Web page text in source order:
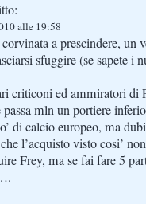
alle 19:58
a prescindere, un
sfuggire (se sapete i
criticoni ed ammiratori di
passa mln un portiere
di calcio europeo, ma
l’acquisto visto cosi’
Frey, ma se fai fare 5